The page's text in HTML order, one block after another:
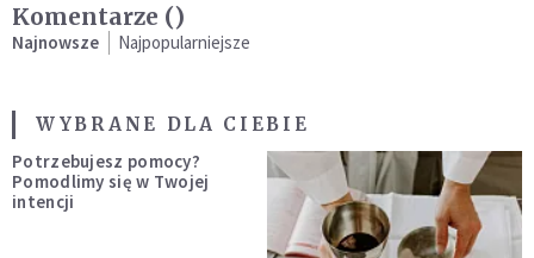
Komentarze ()
Najnowsze Najpopularniejsze
WYBRANE DLA CIEBIE
Potrzebujesz pomocy?
Pomodlimy się w Twojej
intencji